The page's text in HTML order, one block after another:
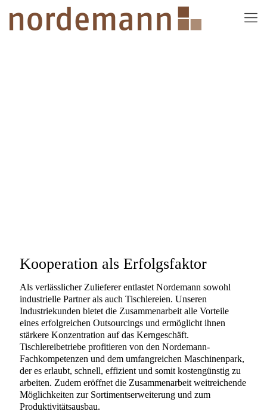
Kooperation als Erfolgsfaktor
Als verlässlicher Zulieferer entlastet Nordemann sowohl
industrielle Partner als auch Tischlereien. Unseren
Industriekunden bietet die Zusammenarbeit alle Vorteile
eines erfolgreichen Outsourcings und ermöglicht ihnen
stärkere Konzentration auf das Kerngeschäft.
Tischlereibetriebe profitieren von den Nordemann-
Fachkompetenzen und dem umfangreichen Maschinenpark,
der es erlaubt, schnell, effizient und somit kostengünstig zu
arbeiten. Zudem eröffnet die Zusammenarbeit weitreichende
Möglichkeiten zur Sortimentserweiterung und zum
Produktivitätsausbau.